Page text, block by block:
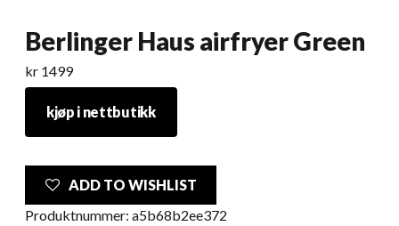
Berlinger Haus airfryer Green
kr 1499
kjøp i nettbutikk
ADD TO WISHLIST
Produktnummer: a5b68b2ee372